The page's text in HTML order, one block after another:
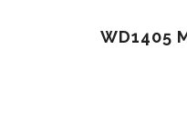
WD1405